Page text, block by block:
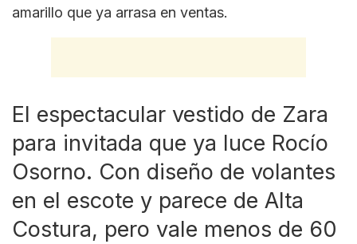
amarillo que ya arrasa en ventas.
El espectacular vestido de Zara
para invitada que ya luce Rocío
Osorno. Con diseño de volantes
en el escote y parece de Alta
Costura, pero vale menos de 60